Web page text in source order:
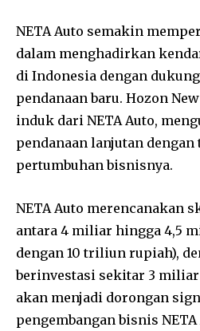
NETA Auto semakin
dalam menghadirkan
di Indonesia dengan
pendanaan baru. Hozon
induk dari NETA Auto,
pendanaan lanjutan
pertumbuhan bisnisnya.
NETA Auto merencanakan
antara 4 miliar hingga 4,5
dengan 10 triliun rupiah),
berinvestasi sekitar 3 miliar
akan menjadi dorongan
pengembangan bisnis